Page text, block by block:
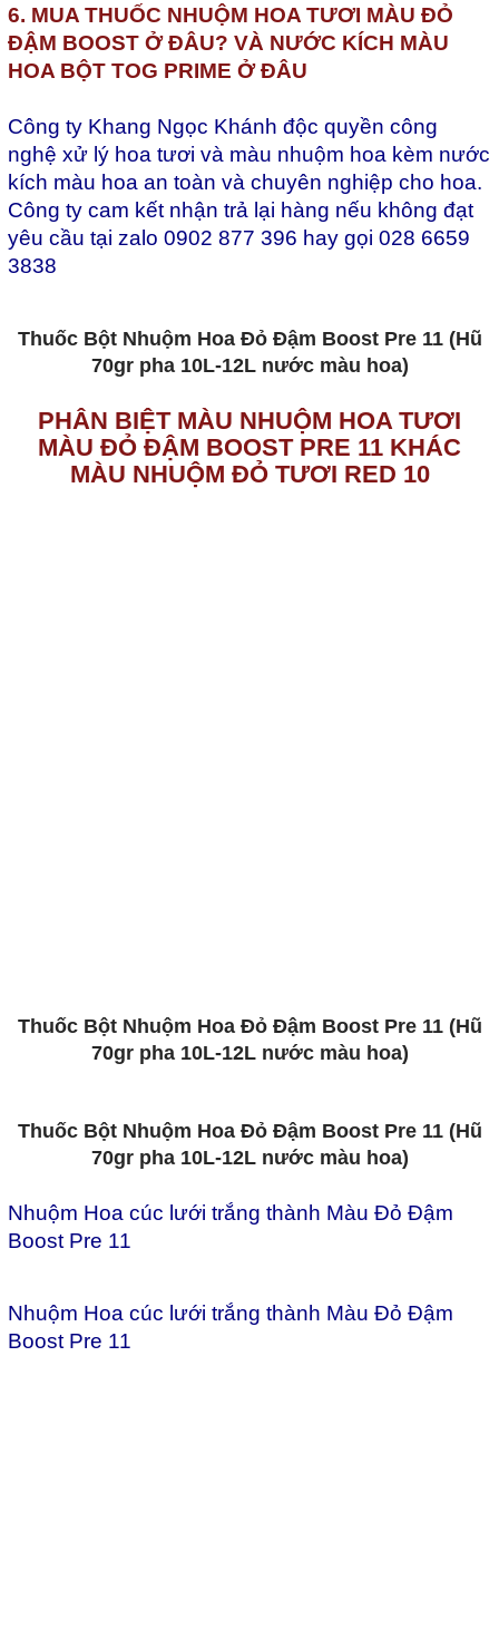
6. MUA THUỐC NHUỘM HOA TƯƠI MÀU ĐỎ
ĐẬM BOOST Ở ĐÂU? VÀ NƯỚC KÍCH MÀU
HOA BỘT TOG PRIME Ở ĐÂU
Công ty Khang Ngọc Khánh độc quyền công
nghệ xử lý hoa tươi và màu nhuộm hoa kèm nước
kích màu hoa an toàn và chuyên nghiệp cho hoa.
Công ty cam kết nhận trả lại hàng nếu không đạt
yêu cầu tại zalo 0902 877 396 hay gọi 028 6659
3838
Thuốc Bột Nhuộm Hoa Đỏ Đậm Boost Pre 11 (Hũ
70gr pha 10L-12L nước màu hoa)
PHÂN BIỆT MÀU NHUỘM HOA TƯƠI
MÀU ĐỎ ĐẬM BOOST PRE 11 KHÁC
MÀU NHUỘM ĐỎ TƯƠI RED 10